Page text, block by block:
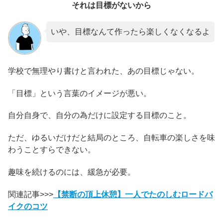
それは目標がないから
いや、目標なんて作ったら楽しくなくなるよ
学校で無理やり書けと言われた、あの目標じゃない。
「目標」という言葉のイメージが悪い。
自分自身で、自分の為だけに設定する目標のこと。
ただ、ゆるいだけだと結局のところ、自転車の楽しさを味
わうことすらできない。
趣味を続けるのには、緩急が必要。
関連記事>>> 【禁断の頂上休憩】一人でたのしむロードバ
イクのコツ